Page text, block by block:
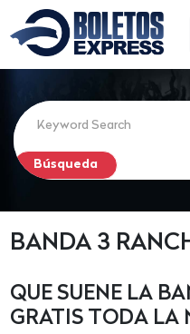
BANDA 3
QUE SUENE LA
GRATIS TODA LA